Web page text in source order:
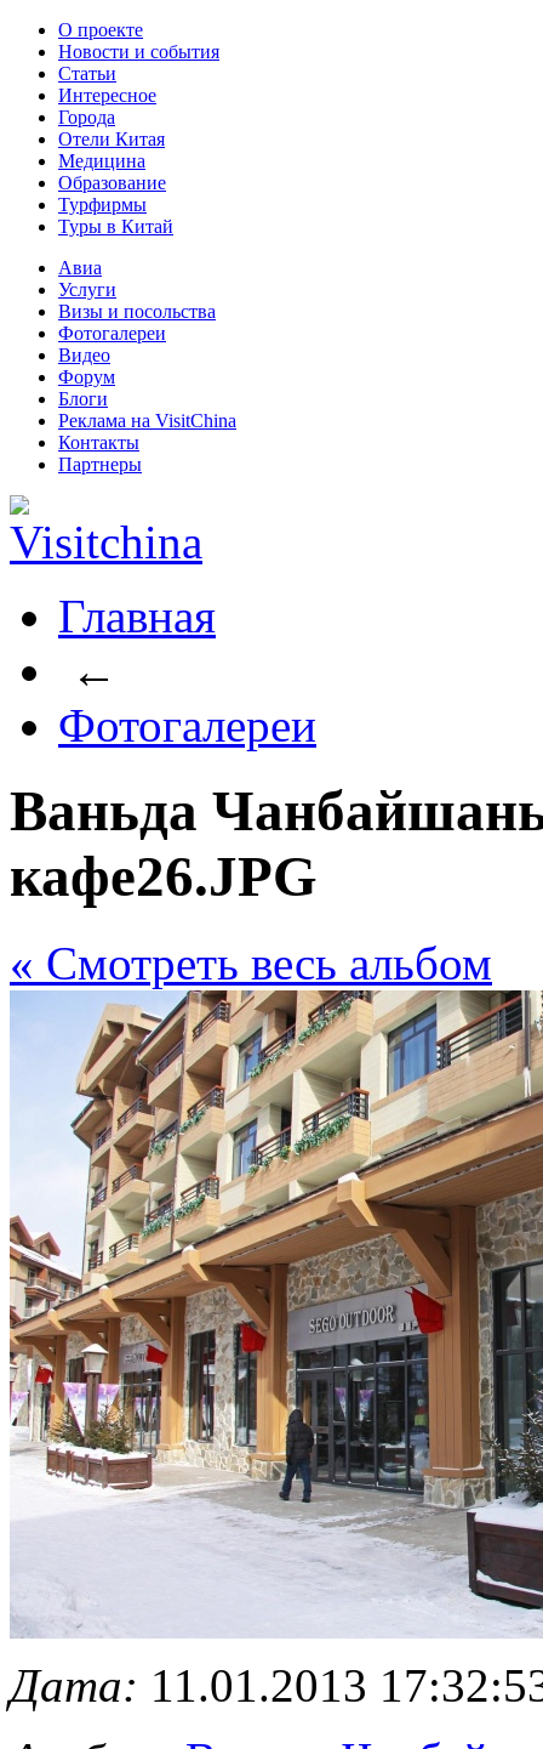
О проекте
Новости и события
Статьи
Интересное
Города
Отели Китая
Медицина
Образование
Турфирмы
Туры в Китай
Авиа
Услуги
Визы и посольства
Фотогалереи
Видео
Форум
Блоги
Реклама на VisitChina
Контакты
Партнеры
Главная
←
Фотогалереи
Ваньда
кафе26.JPG
« Cмотреть весь альбом
Дата: 11.01.2013